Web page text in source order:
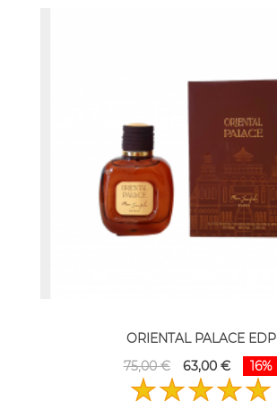
ORIENTAL PALACE EDP
75,00 €
63,00 € 16%